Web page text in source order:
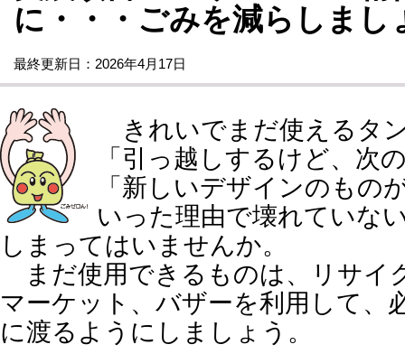
に・・・ごみを減らしまし
最終更新日：2026年4月17日
きれいでまだ使えるタ
「引っ越しするけど、次
「新しいデザインのもの
いった理由で壊れていな
しまってはいませんか。
まだ使用できるものは、リサイ
マーケット、バザーを利用して、
に渡るようにしましょう。